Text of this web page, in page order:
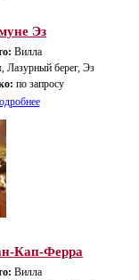
Эз
Вилла
Лазурный берег, Эз
по запросу
Кап-Ферра
Вилла